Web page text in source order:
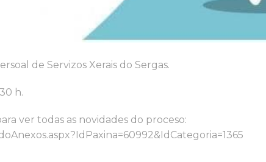
de Servizos Xerais do Sergas.
h.
ver todas as novidades do proceso: